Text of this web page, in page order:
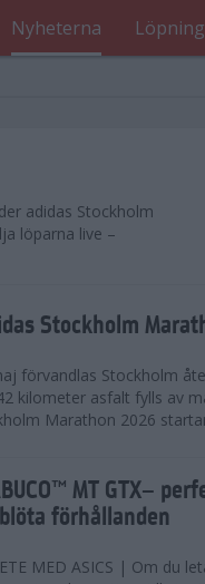
Nyheterna
adidas Stockholm
löparna live –
Stockholm
förvandlas Stockholm
kilometer asfalt fylls av
Marathon 2026
MT GTX–
förhållanden
MED ASICS | Om du